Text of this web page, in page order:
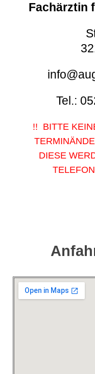
Fachärztin
Tel.:
!! BITTE
DIESE